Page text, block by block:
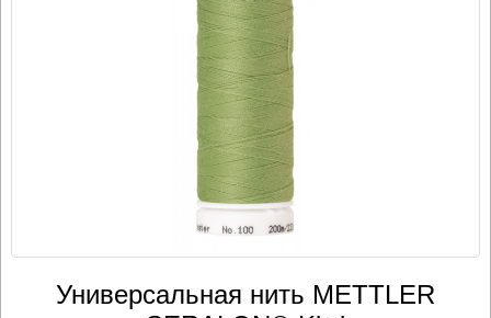
Универсальная нить METTLER